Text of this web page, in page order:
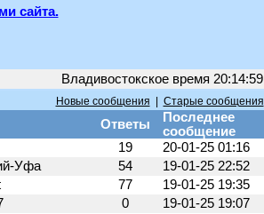
сайта.
Владивостокское время 20:14:59
Новые сообщения Старые сообщения
Ответы
Последнее
сообщение
19
20-01-25 01:16
Уфа 54
19-01-25 22:52
77
19-01-25 19:35
0
19-01-25 19:07